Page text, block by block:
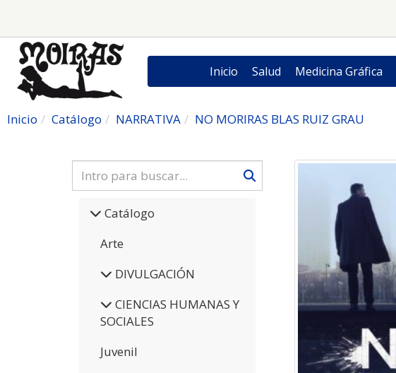
Inicio Salud Medicina Gráfica
Inicio Catálogo NARRATIVA NO MORIRAS BLAS RUIZ GRAU
Catálogo
Arte
DIVULGACIÓN
CIENCIAS HUMANAS Y
SOCIALES
Juvenil